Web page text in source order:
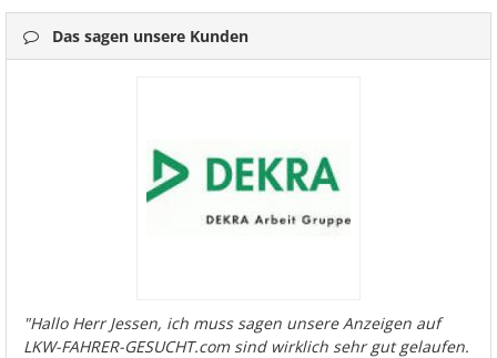
Das sagen unsere Kunden
"Hallo Herr Jessen, ich muss sagen unsere Anzeigen auf
LKW-FAHRER-GESUCHT.com sind wirklich sehr gut gelaufen.